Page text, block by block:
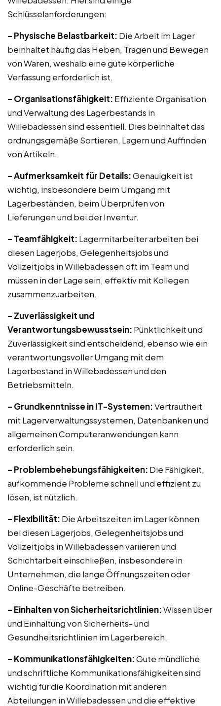
Schlüsselanforderungen:
– Physische Belastbarkeit: Die Arbeit im Lager
beinhaltet häufig das Heben, Tragen und Bewegen
von Waren, weshalb eine gute körperliche
Verfassung erforderlich ist.
– Organisationsfähigkeit: Effiziente Organisation
und Verwaltung des Lagerbestands in
Willebadessen sind essentiell. Dies beinhaltet das
ordnungsgemäße Sortieren, Lagern und Auffinden
von Artikeln.
– Aufmerksamkeit für Details:Genauigkeit ist
wichtig, insbesondere beim Umgang mit
Lagerbeständen, beim Überprüfen von
Lieferungen und bei der Inventur.
– Teamfähigkeit: Lagermitarbeiter arbeiten bei
diesen Lagerjobs, Gelegenheitsjobs und
Vollzeitjobs in Willebadessen oft im Team und
müssen in der Lage sein, effektiv mit Kollegen
zusammenzuarbeiten.
– Zuverlässigkeit und
Verantwortungsbewusstsein: Pünktlichkeit und
Zuverlässigkeit sind entscheidend, ebenso wie ein
verantwortungsvoller Umgang mit dem
Lagerbestand in Willebadessen und den
Betriebsmitteln.
– Grundkenntnisse in IT-Systemen:Vertrautheit
mit Lagerverwaltungssystemen, Datenbanken und
allgemeinen Computeranwendungen kann
erforderlich sein.
– Problembehebungsfähigkeiten: Die Fähigkeit,
aufkommende Probleme schnell und effizient zu
lösen, ist nützlich.
– Flexibilität: Die Arbeitszeiten im Lager können
bei diesen Lagerjobs, Gelegenheitsjobs und
Vollzeitjobs in Willebadessen variieren und
Schichtarbeit einschließen, insbesondere in
Unternehmen, die lange Öffnungszeiten oder
Online-Geschäfte betreiben.
– Einhalten von Sicherheitsrichtlinien:Wissen über
und Einhaltung von Sicherheits- und
Gesundheitsrichtlinien im Lagerbereich.
– Kommunikationsfähigkeiten:Gute mündliche
und schriftliche Kommunikationsfähigkeiten sind
wichtig für die Koordination mit anderen
Abteilungen in Willebadessen und die effektive